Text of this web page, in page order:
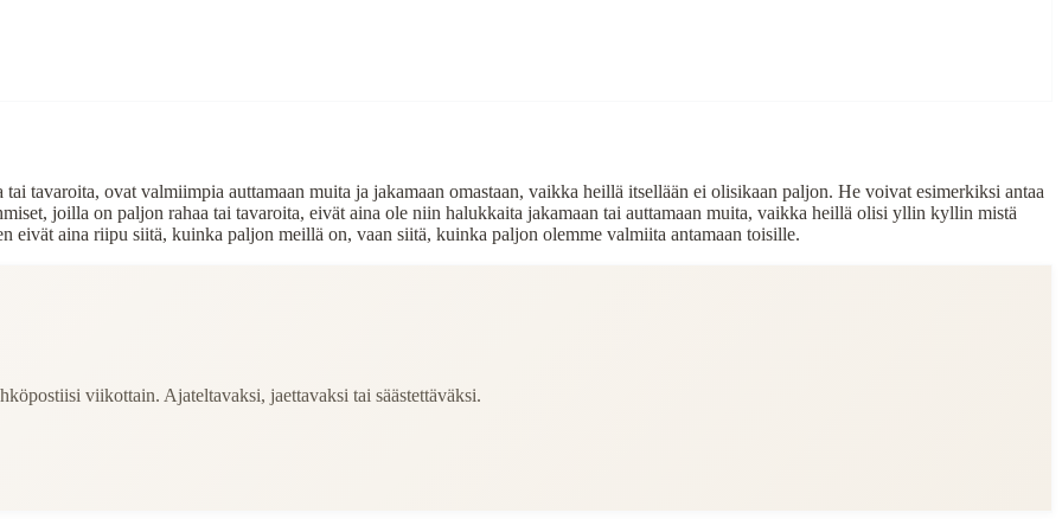
tavaroita, ovat valmiimpia auttamaan muita ja jakamaan omastaan, vaikka heillä itsellään ei olisikaan paljon. He voivat esimerkiksi antaa
joilla on paljon rahaa tai tavaroita, eivät aina ole niin halukkaita jakamaan tai auttamaan muita, vaikka heillä olisi yllin kyllin mistä
eivät aina riipu siitä, kuinka paljon meillä on, vaan siitä, kuinka paljon olemme valmiita antamaan toisille.
viikottain. Ajateltavaksi, jaettavaksi tai säästettäväksi.